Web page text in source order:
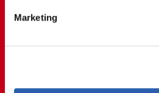
Marketing
De afwisseling
binnenwerk vind ik
aantrekkelijk aan